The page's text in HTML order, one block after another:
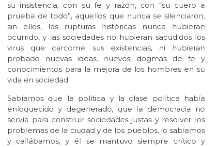
su insistencia, con su fe y razón, con “su cuero a
prueba de todo”, aquellos que nunca se silenciaron,
sin ellos, las rupturas históricas nunca hubieran
ocurrido, y las sociedades no hubieran sacudidos los
virus que carcome sus existencias, ni hubieran
probado nuevas ideas, nuevos dogmas de fe y
conocimientos para la mejora de los hombres en su
vida en sociedad.
Sabíamos que la política y la clase política había
enloquecido y degenerado, que la democracia no
servía para construir sociedades justas y resolver los
problemas de la ciudad y de los pueblos, lo sabíamos
y callábamos, y él se mantuvo siempre crítico y